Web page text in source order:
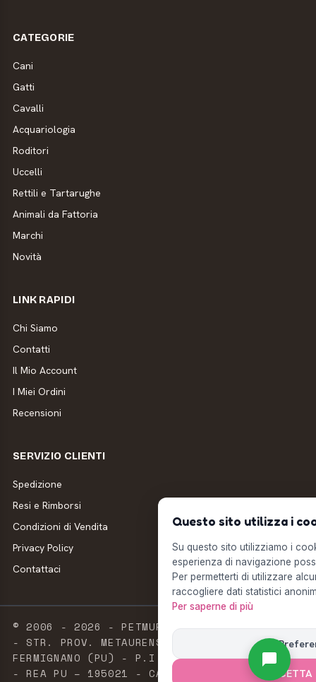
CATEGORIE
Cani
Gatti
Cavalli
Acquariologia
Roditori
Uccelli
Rettili e Tartarughe
Animali da Fattoria
Marchi
Novità
LINK RAPIDI
Chi Siamo
Contatti
Il Mio Account
I Miei Ordini
Recensioni
SERVIZIO CLIENTI
Spedizione
Resi e Rimborsi
Condizioni di Vendita
Privacy Policy
Contattaci
© 2006 - 2026 - PETMUFFIN - MILLSTORE SRL
- STR. PROV. METAURENSE, 20 - 61033
FERMIGNANO (PU) - P.I. E C.F. 02603420411
- REA PU – 195021 - CAPITALE SOCIALE 2.500
Questo sito utilizza i
Su questo sito utilizziamo i
esperienza di navigazione
Per permetterti di utilizzare
raccogliere dati statistici
Per saperne di più